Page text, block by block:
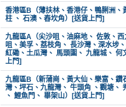
聚
會
及
拍
拖
餐
廳
香港區B（薄扶林、香港仔、鴨脷洲、
柱 、 石澳、舂坎角）[送貨上門]
九龍區A（尖沙咀、油麻地、 佐敦、
咀、美孚、荔枝角、 長沙灣、深水埗
紅磡、土瓜灣、 馬頭圍、 九龍城、 何
上門]
九龍區B（新蒲崗、黃大仙、樂富、鑽
灣、坪石、九龍灣、 牛頭角 、觀塘、
、 鯉魚門、 畢架山）[送貨上門]